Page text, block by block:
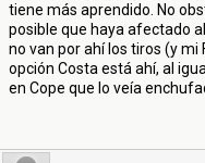
tiene más aprendido. No
posible que haya afectado
no van por ahí los tiros (y mi
opción Costa está ahí, al
en Cope que lo veía